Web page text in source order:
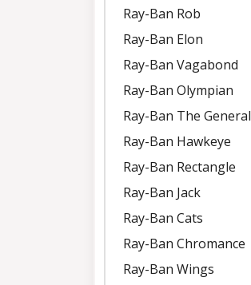
Ray-Ban Rob
Ray-Ban Elon
Ray-Ban Vagabond
Ray-Ban Olympian
Ray-Ban The General
Ray-Ban Hawkeye
Ray-Ban Rectangle
Ray-Ban Jack
Ray-Ban Cats
Ray-Ban Chromance
Ray-Ban Wings